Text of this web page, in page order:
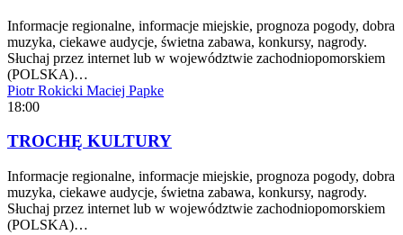
Informacje regionalne, informacje miejskie, prognoza pogody, dobra
muzyka, ciekawe audycje, świetna zabawa, konkursy, nagrody.
Słuchaj przez internet lub w województwie zachodniopomorskiem
(POLSKA)…
Piotr Rokicki Maciej Papke
18:00
TROCHĘ KULTURY
Informacje regionalne, informacje miejskie, prognoza pogody, dobra
muzyka, ciekawe audycje, świetna zabawa, konkursy, nagrody.
Słuchaj przez internet lub w województwie zachodniopomorskiem
(POLSKA)…